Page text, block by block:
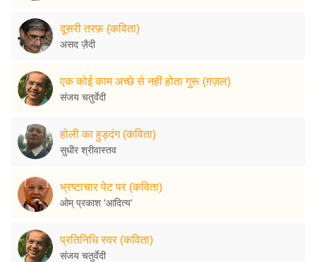
दूसरी तरफ़ (कविता)
असद ज़ैदी
एक कोई काम अच्छे से नहीं होता गुरू (ग़ज़ल)
संजय चतुर्वेदी
होली का हुड़दंग (कविता)
सुधीर श्रीवास्तव
भ्रष्टाचार पेट पर (कविता)
ओम् प्रकाश 'आदित्य'
प्रतिनिधि स्वर (कविता)
संजय चतुर्वेदी